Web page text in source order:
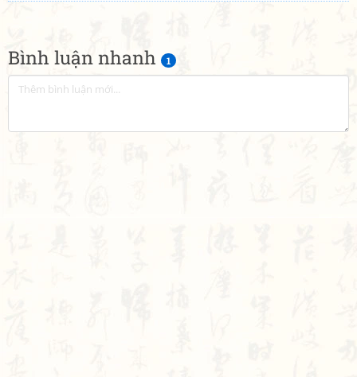
Bình luận nhanh 1